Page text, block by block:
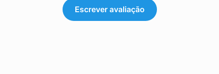
Escrever avaliação